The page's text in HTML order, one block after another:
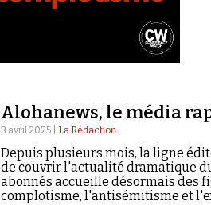
Alohanews, le média
3 avril 2025 | La Rédaction
Depuis plusieurs mois, la ligne
de couvrir l'actualité dramatique
abonnés accueille désormais des
complotisme, l'antisémitisme et